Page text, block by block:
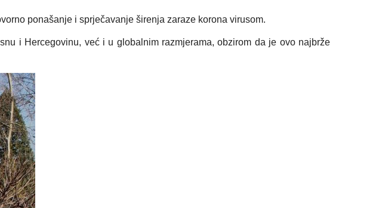
ponašanje i sprječavanje širenja zaraze korona virusom.
i Hercegovinu, već i u globalnim razmjerama, obzirom da je ovo najbrže